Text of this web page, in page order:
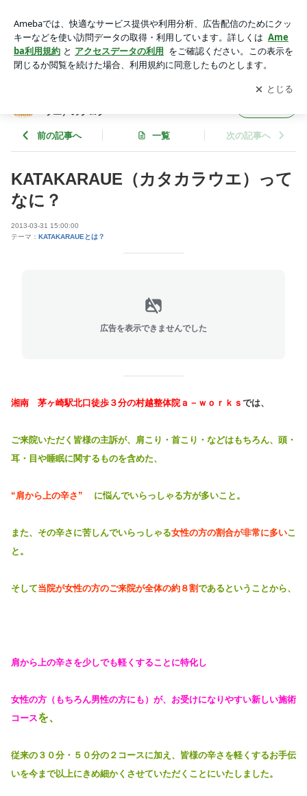
ＴＡＫＡＲＡＵＥ（カタカラウエ）のブログ
アプリをダウンロードして ブログの更新通知
を受け取りまし
ょう。
開く
ウエ）のブログ
前の記事へ 一覧 次の記事へ
KATAKARAUE（カタカラウエ）って
なに？
2013-03-31 15:00:00
テーマ： KATAKARAUEとは？
広告を表示できませんでした
湘南 茅ヶ崎駅北口徒歩３分の村越整体院ａ－ｗｏｒｋｓ では、
ご来院いただく皆様の主訴が、肩こり・首こり・などはもちろん、頭・
耳・目や睡眠に関するものを含めた、
“肩から上の辛さ” に悩んでいらっしゃる方が多いこと。
また、その辛さに苦しんでいらっしゃる女性の方の割合が非常に多いこ
と。
そして当院が女性の方のご来院が全体の約８割であるということから、
肩から上の辛さを少しでも軽くすることに特化し
女性の方（もちろん男性の方にも）が、お受けになりやすい新しい施術
コースを、
従来の３０分・５０分の２コースに加え、皆様の辛さを軽くするお手伝
いを今まで以上にきめ細かくさせていただくことにいたしました。